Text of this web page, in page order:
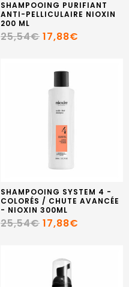
SHAMPOOING PURIFIANT
ANTI-PELLICULAIRE NIOXIN
200 ML
25,54€ 17,88€
SHAMPOOING SYSTEM 4 -
COLORÉS / CHUTE AVANCÉE
- NIOXIN 300ML
25,54€ 17,88€